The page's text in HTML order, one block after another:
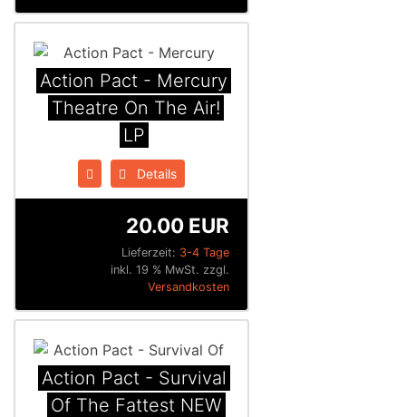
Action Pact - Mercury
Theatre On The Air!
LP
Details
Lieferzeit: 3-4 Tage
20.00 EUR
inkl. 19 % MwSt. zzgl.
Versandkosten
Action Pact - Survival
Of The Fattest NEW